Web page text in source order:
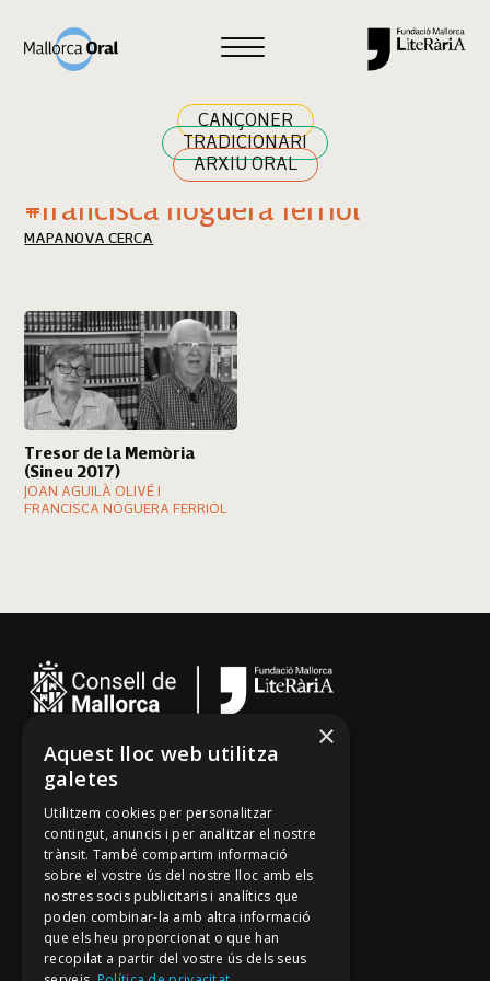
CANÇONER
TRADICIONARI
ARXIU ORAL
Cercar
Resultats cerca
#francisca noguera ferriol
MAPA NOVA CERCA
Tresor de la Memòria
(Sineu 2017)
JOAN AGUILÀ OLIVÉ I
FRANCISCA NOGUERA FERRIOL
Cançoner
Tradicionari
Arxiu Oral
Contacte
Segueix-nos
Mallorca Oral, un projecte de
×
Aquest lloc web utilitza
galetes
Utilitzem cookies per personalitzar
contingut, anuncis i per analitzar el nostre
trànsit. També compartim informació
sobre el vostre ús del nostre lloc amb els
nostres socis publicitaris i analítics que
poden combinar-la amb altra informació
que els heu proporcionat o que han
recopilat a partir del vostre ús dels seus